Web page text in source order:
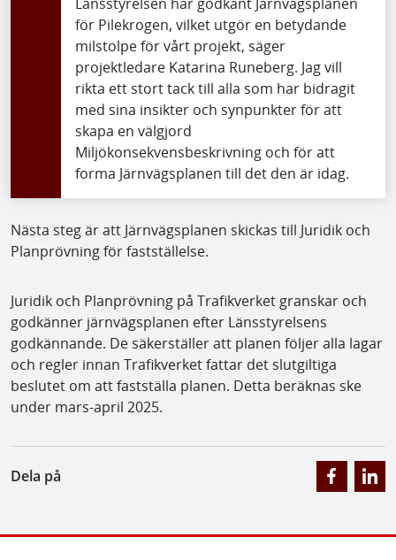
för Pilekrogen, vilket utgör en betydande
milstolpe för vårt projekt, säger
projektledare Katarina Runeberg. Jag vill
rikta ett stort tack till alla som har bidragit
med sina insikter och synpunkter för att
skapa en välgjord
Miljökonsekvensbeskrivning och för att
forma Järnvägsplanen till det den är idag.
Nästa steg är att Järnvägsplanen skickas till Juridik och
Planprövning för fastställelse.
Juridik och Planprövning på Trafikverket granskar och
godkänner järnvägsplanen efter Länsstyrelsens
godkännande. De säkerställer att planen följer alla lagar
och regler innan Trafikverket fattar det slutgiltiga
beslutet om att fastställa planen. Detta beräknas ske
under mars-april 2025.
Dela på